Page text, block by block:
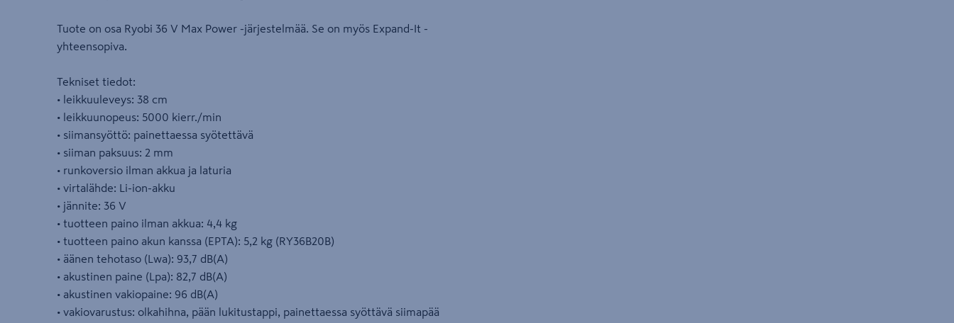
Tuote on osa Ryobi 36 V Max Power -järjestelmää. Se on myös Expand-It -
yhteensopiva.
Tekniset tiedot:
• leikkuuleveys: 38 cm
• leikkuunopeus: 5000 kierr./min
• siimansyöttö: painettaessa syötettävä
• siiman paksuus: 2 mm
• runkoversio ilman akkua ja laturia
• virtalähde: Li-ion-akku
• jännite: 36 V
• tuotteen paino ilman akkua: 4,4 kg
• tuotteen paino akun kanssa (EPTA): 5,2 kg (RY36B20B)
• äänen tehotaso (Lwa): 93,7 dB(A)
• akustinen paine (Lpa): 82,7 dB(A)
• akustinen vakiopaine: 96 dB(A)
• vakiovarustus: olkahihna, pään lukitustappi, painettaessa syöttävä siimapää